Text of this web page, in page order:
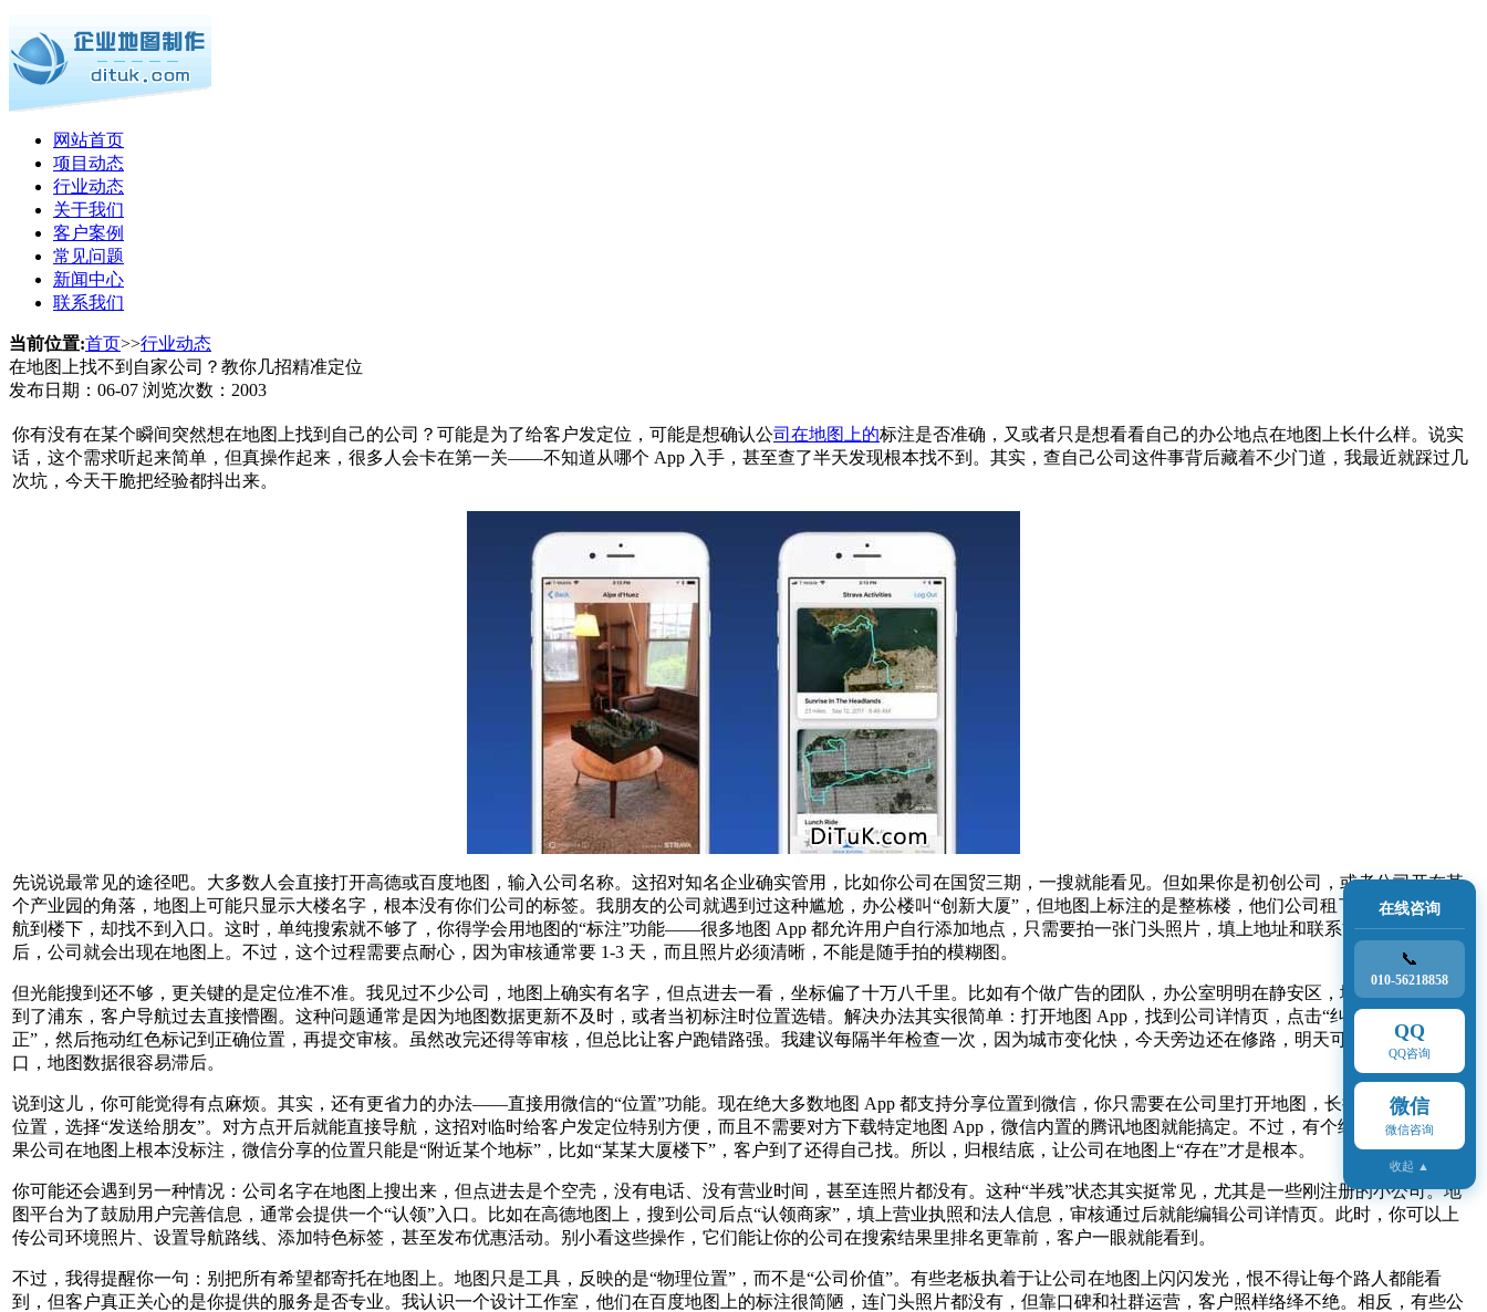
网站首页
项目动态
行业动态
关于我们
客户案例
常见问题
新闻中心
联系我们
当前位置:首页>>行业动态
在地图上找不到自家公司？教你几招精准定位
发布日期： 06-07 浏览次数： 2003
你有没有在某个瞬间突然想在地图上找到自己的公司？可能是为了给客户发定位，可能是想确认公司在地图上的标注是否准确，又或者只是想看看自己的办公地点在地图上长什么样。说实
话，这个需求听起来简单，但真操作起来，很多人会卡在第一关——不知道从哪个 App 入手，甚至查了半天发现根本找不到。其实，查自己公司这件事背后藏着不少门道，我最近就踩过几
次坑，今天干脆把经验都抖出来。
先说说最常见的途径吧。大多数人会直接打开高德或百度地图，输入公司名称。这招对知名企业确实管用，比如你公司在国贸三期，一搜就能看见。但如果你是初创公司，或者公司开在某
个产业园的角落，地图上可能只显示大楼名字，根本没有你们公司的标签。我朋友的公司就遇到过这种尴尬，办公楼叫“创新大厦”，但地图上标注的是整栋楼，他们公司租了三层，客户导
航到楼下，却找不到入口。这时，单纯搜索就不够了，你得学会用地图的“标注”功能——很多地图 App 都允许用户自行添加地点，只需要拍一张门头照片，填上地址和联系方式，审核通过
后，公司就会出现在地图上。不过，这个过程需要点耐心，因为审核通常要 1‑3 天，而且照片必须清晰，不能是随手拍的模糊图。
但光能搜到还不够，更关键的是定位准不准。我见过不少公司，地图上确实有名字，但点进去一看，坐标偏了十万八千里。比如有个做广告的团队，办公室明明在静安区，地图却把他们标
到了浦东，客户导航过去直接懵圈。这种问题通常是因为地图数据更新不及时，或者当初标注时位置选错。解决办法其实很简单：打开地图 App，找到公司详情页，点击“纠错”或“位置修
正”，然后拖动红色标记到正确位置，再提交审核。虽然改完还得等审核，但总比让客户跑错路强。我建议每隔半年检查一次，因为城市变化快，今天旁边还在修路，明天可能就多了个地铁
口，地图数据很容易滞后。
说到这儿，你可能觉得有点麻烦。其实，还有更省力的办法——直接用微信的“位置”功能。现在绝大多数地图 App 都支持分享位置到微信，你只需要在公司里打开地图，长按屏幕上的公司
位置，选择“发送给朋友”。对方点开后就能直接导航，这招对临时给客户发定位特别方便，而且不需要对方下载特定地图 App，微信内置的腾讯地图就能搞定。不过，有个细节要注意：如
果公司在地图上根本没标注，微信分享的位置只能是“附近某个地标”，比如“某某大厦楼下”，客户到了还得自己找。所以，归根结底，让公司在地图上“存在”才是根本。
你可能还会遇到另一种情况：公司名字在地图上搜出来，但点进去是个空壳，没有电话、没有营业时间，甚至连照片都没有。这种“半残”状态其实挺常见，尤其是一些刚注册的小公司。地
图平台为了鼓励用户完善信息，通常会提供一个“认领”入口。比如在高德地图上，搜到公司后点“认领商家”，填上营业执照和法人信息，审核通过后就能编辑公司详情页。此时，你可以上
传公司环境照片、设置导航路线、添加特色标签，甚至发布优惠活动。别小看这些操作，它们能让你的公司在搜索结果里排名更靠前，客户一眼就能看到。
不过，我得提醒你一句：别把所有希望都寄托在地图上。地图只是工具，反映的是“物理位置”，而不是“公司价值”。有些老板执着于让公司在地图上闪闪发光，恨不得让每个路人都能看
到，但客户真正关心的是你提供的服务是否专业。我认识一个设计工作室，他们在百度地图上的标注很简陋，连门头照片都没有，但靠口碑和社群运营，客户照样络绎不绝。相反，有些公
在线咨询
📞
010-56218858
QQ
QQ咨询
微信
微信咨询
收起 ▲